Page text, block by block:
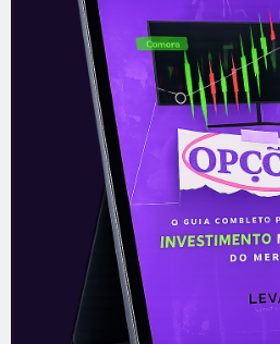
As criptomoedas são
investimento
mais chamam a
investidores.
Com atuações em
e I.A., as criptomoedas
definitivamente.
Por isso, no Crypto 101
vamos contar tudo de
você entender de vez o
Criptomoedas.
Leia mais